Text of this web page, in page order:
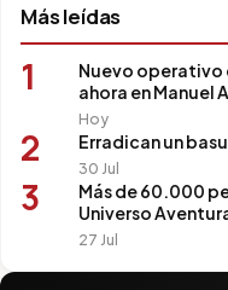
Más leídas
1
Nuevo operativo
ahora en Manuel
Hoy
2 Erradican un
30 Jul
3
Más de 60.000
Universo
27 Jul